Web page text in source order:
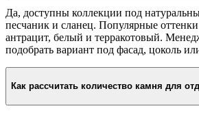
подходящий клей, обеспечат
герметизацию швов для долговечности
Можно ли выбрать цвет и фактуру
Да, доступны коллекции под